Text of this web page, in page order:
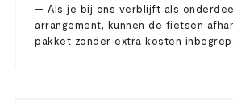
— Als je bij ons verblijft als
arrangement, kunnen de fietsen
pakket zonder extra kosten